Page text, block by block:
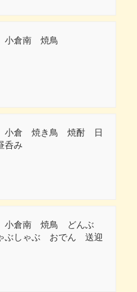
小倉南 焼鳥
小倉 焼き鳥 焼酎 日
み
小倉南 焼鳥 どんぶ
ぶしゃぶ おでん 送迎